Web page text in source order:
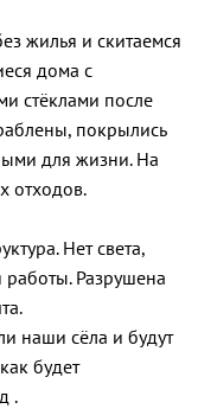
жилья и скитаемся
дома с
стёклами после
покрылись
для жизни. На
отходов.
Нет света,
работы. Разрушена
наши сёла и будут
будет
.